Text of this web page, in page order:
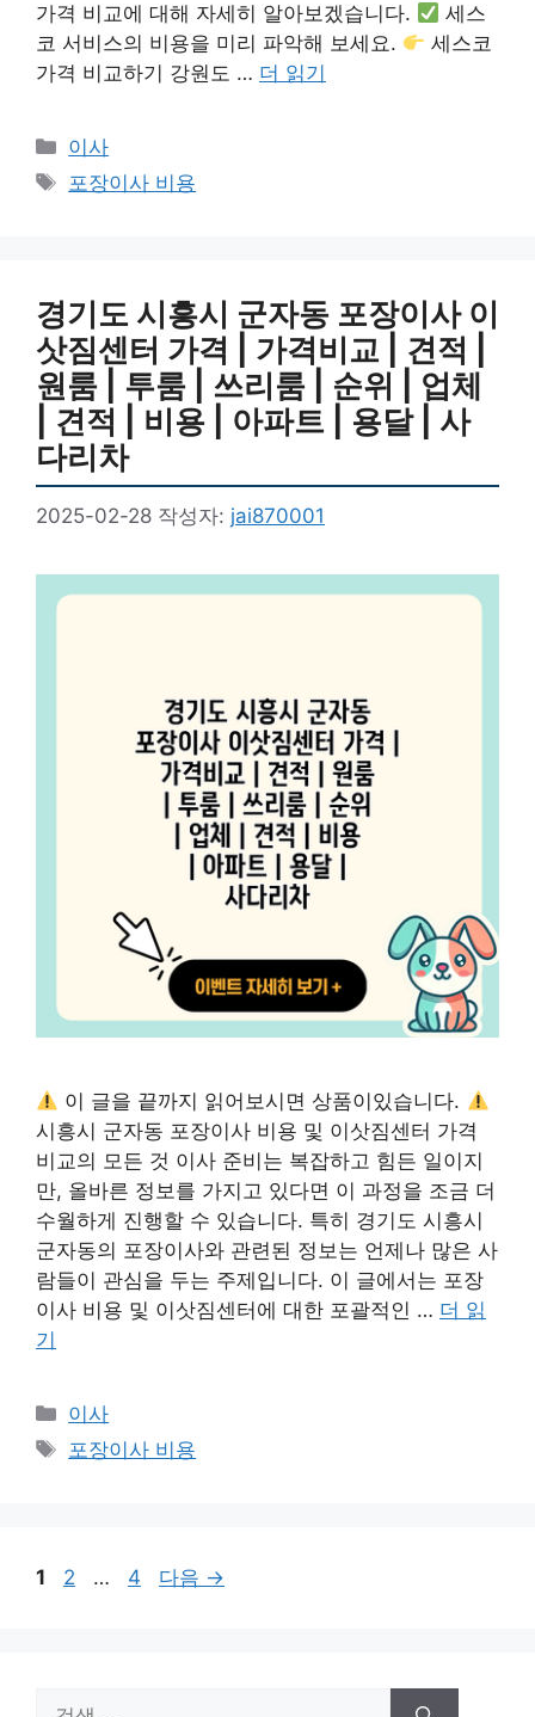
가격 비교에 대해 자세히 알아보겠습니다.
세스
코 서비스의 비용을 미리 파악해 보세요.
세스코
가격 비교하기 강원도 … 더 읽기
카
테
이사
태
포장이사 비용
경기도 시흥시 군자동 포장이사 이
삿짐센터 가격 | 가격비교 | 견적 |
원룸 | 투룸 | 쓰리룸 | 순위 | 업체
| 견적 | 비용 | 아파트 | 용달 | 사
다리차
2025-02-28 작성자: jai870001
이 글을 끝까지 읽어보시면 상품이있습니다.
시흥시 군자동 포장이사 비용 및 이삿짐센터 가격
비교의 모든 것 이사 준비는 복잡하고 힘든 일이지
만, 올바른 정보를 가지고 있다면 이 과정을 조금 더
수월하게 진행할 수 있습니다. 특히 경기도 시흥시
군자동의 포장이사와 관련된 정보는 언제나 많은 사
람들이 관심을 두는 주제입니다. 이 글에서는 포장
이사 비용 및 이삿짐센터에 대한 포괄적인 … 더 읽
기
카
테
이사
태
포장이사 비용
페
1
페
2 …
페
4 다음 →